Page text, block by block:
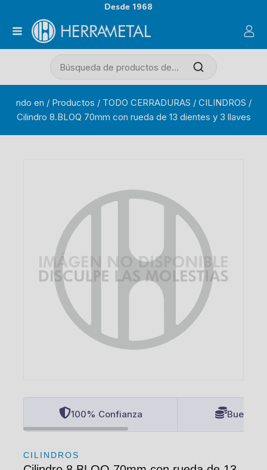
Desde 1968
ndo en / Productos / TODO CERRADURAS / CILINDROS /
Cilindro 8.BLOQ 70mm con rueda de 13 dientes y 3 llaves
100% Confianza Buenos
CILINDROS